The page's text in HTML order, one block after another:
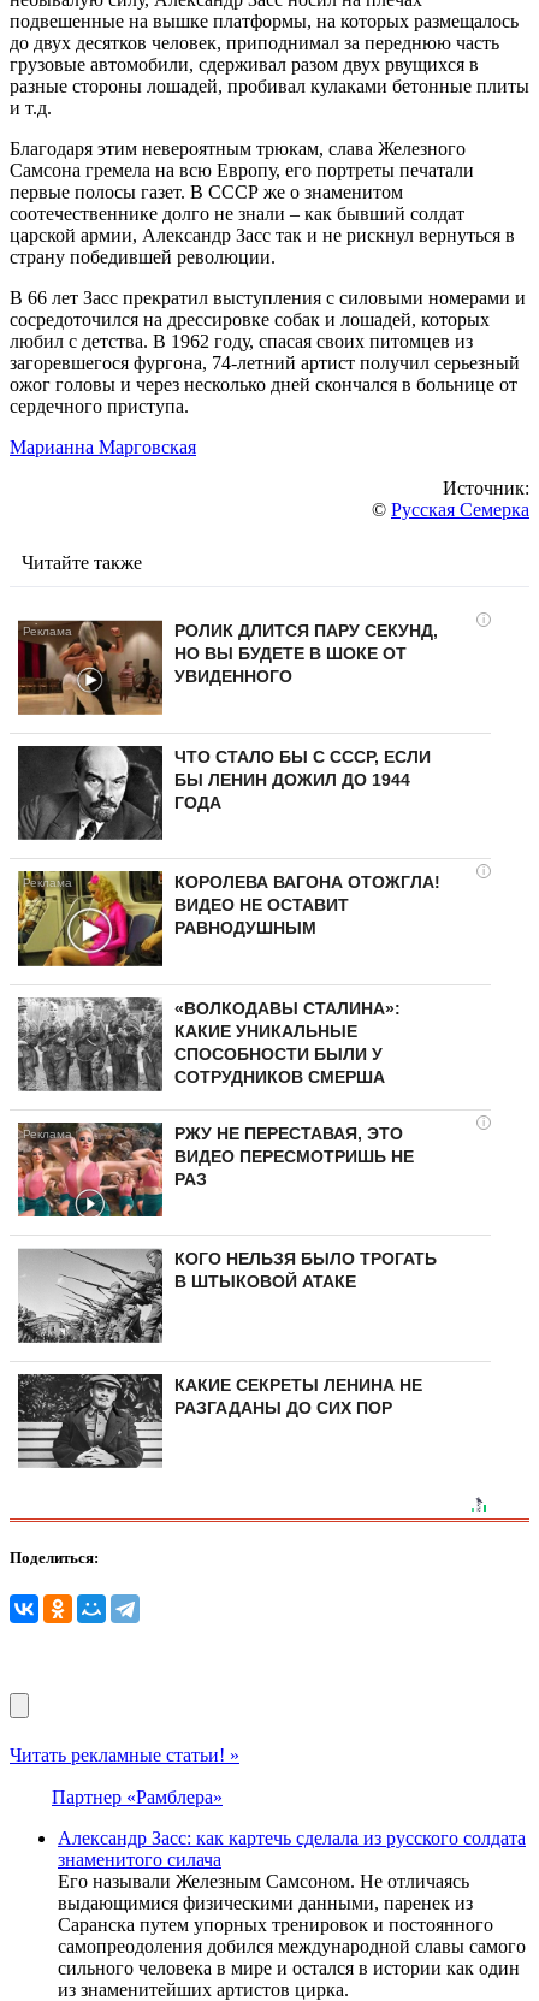
подвешенные на вышке платформы, на которых размещалось
до двух десятков человек, приподнимал за переднюю часть
грузовые автомобили, сдерживал разом двух рвущихся в
разные стороны лошадей, пробивал кулаками бетонные плиты
и т.д.
Благодаря этим невероятным трюкам, слава Железного
Самсона гремела на всю Европу, его портреты печатали
первые полосы газет. В СССР же о знаменитом
соотечественнике долго не знали – как бывший солдат
царской армии, Александр Засс так и не рискнул вернуться в
страну победившей революции.
В 66 лет Засс прекратил выступления с силовыми номерами и
сосредоточился на дрессировке собак и лошадей, которых
любил с детства. В 1962 году, спасая своих питомцев из
загоревшегося фургона, 74-летний артист получил серьезный
ожог головы и через несколько дней скончался в больнице от
сердечного приступа.
Марианна Марговская
Источник:
© Русская Семерка
Читайте также
i
РОЛИК ДЛИТСЯ ПАРУ СЕКУНД,
НО ВЫ БУДЕТЕ В ШОКЕ ОТ
УВИДЕННОГО
ЧТО СТАЛО БЫ С СССР, ЕСЛИ
БЫ ЛЕНИН ДОЖИЛ ДО 1944
ГОДА
i
КОРОЛЕВА ВАГОНА ОТОЖГЛА!
ВИДЕО НЕ ОСТАВИТ
РАВНОДУШНЫМ
«ВОЛКОДАВЫ СТАЛИНА»:
КАКИЕ УНИКАЛЬНЫЕ
СПОСОБНОСТИ БЫЛИ У
СОТРУДНИКОВ СМЕРША
i
РЖУ НЕ ПЕРЕСТАВАЯ, ЭТО
ВИДЕО ПЕРЕСМОТРИШЬ НЕ
РАЗ
КОГО НЕЛЬЗЯ БЫЛО ТРОГАТЬ
В ШТЫКОВОЙ АТАКЕ
КАКИЕ СЕКРЕТЫ ЛЕНИНА НЕ
РАЗГАДАНЫ ДО СИХ ПОР
Поделиться:
Читать рекламные статьи! »
Партнер «Рамблера»
Александр Засс: как картечь сделала из русского солдата
знаменитого силача
Его называли Железным Самсоном. Не отличаясь
выдающимися физическими данными, паренек из
Саранска путем упорных тренировок и постоянного
самопреодоления добился международной славы самого
сильного человека в мире и остался в истории как один
из знаменитейших артистов цирка.